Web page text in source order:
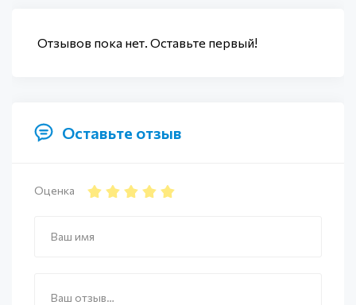
Отзывов пока нет. Оставьте первый!
Оставьте отзыв
Оценка